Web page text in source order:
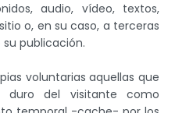
audio, vídeo, textos,
o, en su caso, a terceras
publicación.
voluntarias aquellas que
duro del visitante como